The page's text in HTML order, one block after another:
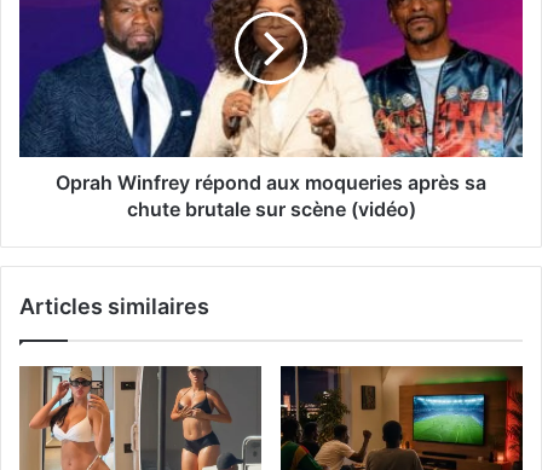
Oprah Winfrey répond aux moqueries après sa
chute brutale sur scène (vidéo)
Articles similaires